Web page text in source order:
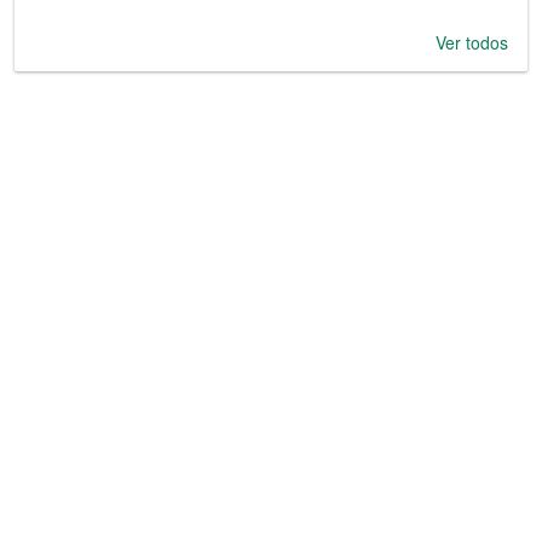
Ver todos